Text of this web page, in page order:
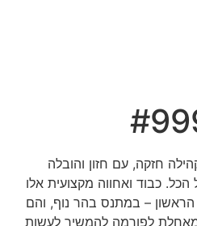
חזקה, עם חזון והובלה
כבוד ואחווה מקצועית אלו
– במתנס בהר נוף, והם
לפורמה להמשיך לעשות